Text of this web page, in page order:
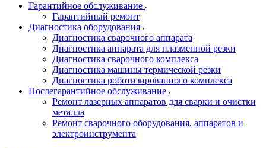
Гарантийное обслуживание
Гарантийный ремонт
Диагностика оборудования
Диагностика сварочного аппарата
Диагностика аппарата для плазменной резки
Диагностика сварочного комплекса
Диагностика машины термической резки
Диагностика роботизированного комплекса
Послегарантийное обслуживание
Ремонт лазерных аппаратов для сварки и очистки
металла
Ремонт сварочного оборудования, аппаратов и
электроинструмента